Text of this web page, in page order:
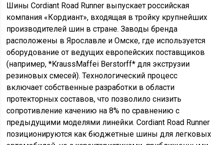
Шины Cordiant Road Runner выпускает российская
компания «Кордиант», входящая в тройку крупнейших
производителей шин в стране. Заводы бренда
расположены в Ярославле и Омске, где используется
оборудование от ведущих европейских поставщиков
(например, *KraussMaffei Berstorff* для экструзии
резиновых смесей). Технологический процесс
включает собственные разработки в области
протекторных составов, что позволило снизить
сопротивление качению на 8% по сравнению с
предыдущими моделями линейки. Cordiant Road Runner
позиционируются как бюджетные шины для легковых